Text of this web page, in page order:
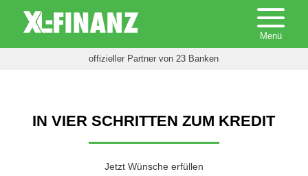
offizieller Partner von 23 Banken
IN VIER SCHRITTEN ZUM KREDIT
Jetzt Wünsche erfüllen